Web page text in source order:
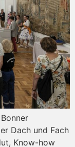
Dach und Fach
Know-how